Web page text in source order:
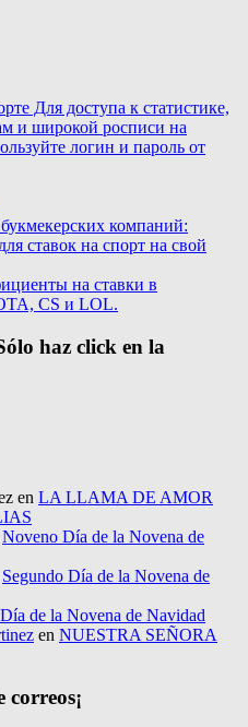
Для доступа к статистике,
и широкой росписи на
логин и пароль от
компаний:
ставок на спорт на свой
на ставки в
CS и LOL.
haz click en la
en LA LLAMA DE AMOR
Noveno Día de la Novena de
Segundo Día de la Novena de
de la Novena de Navidad
en NUESTRA SEÑORA
correos¡